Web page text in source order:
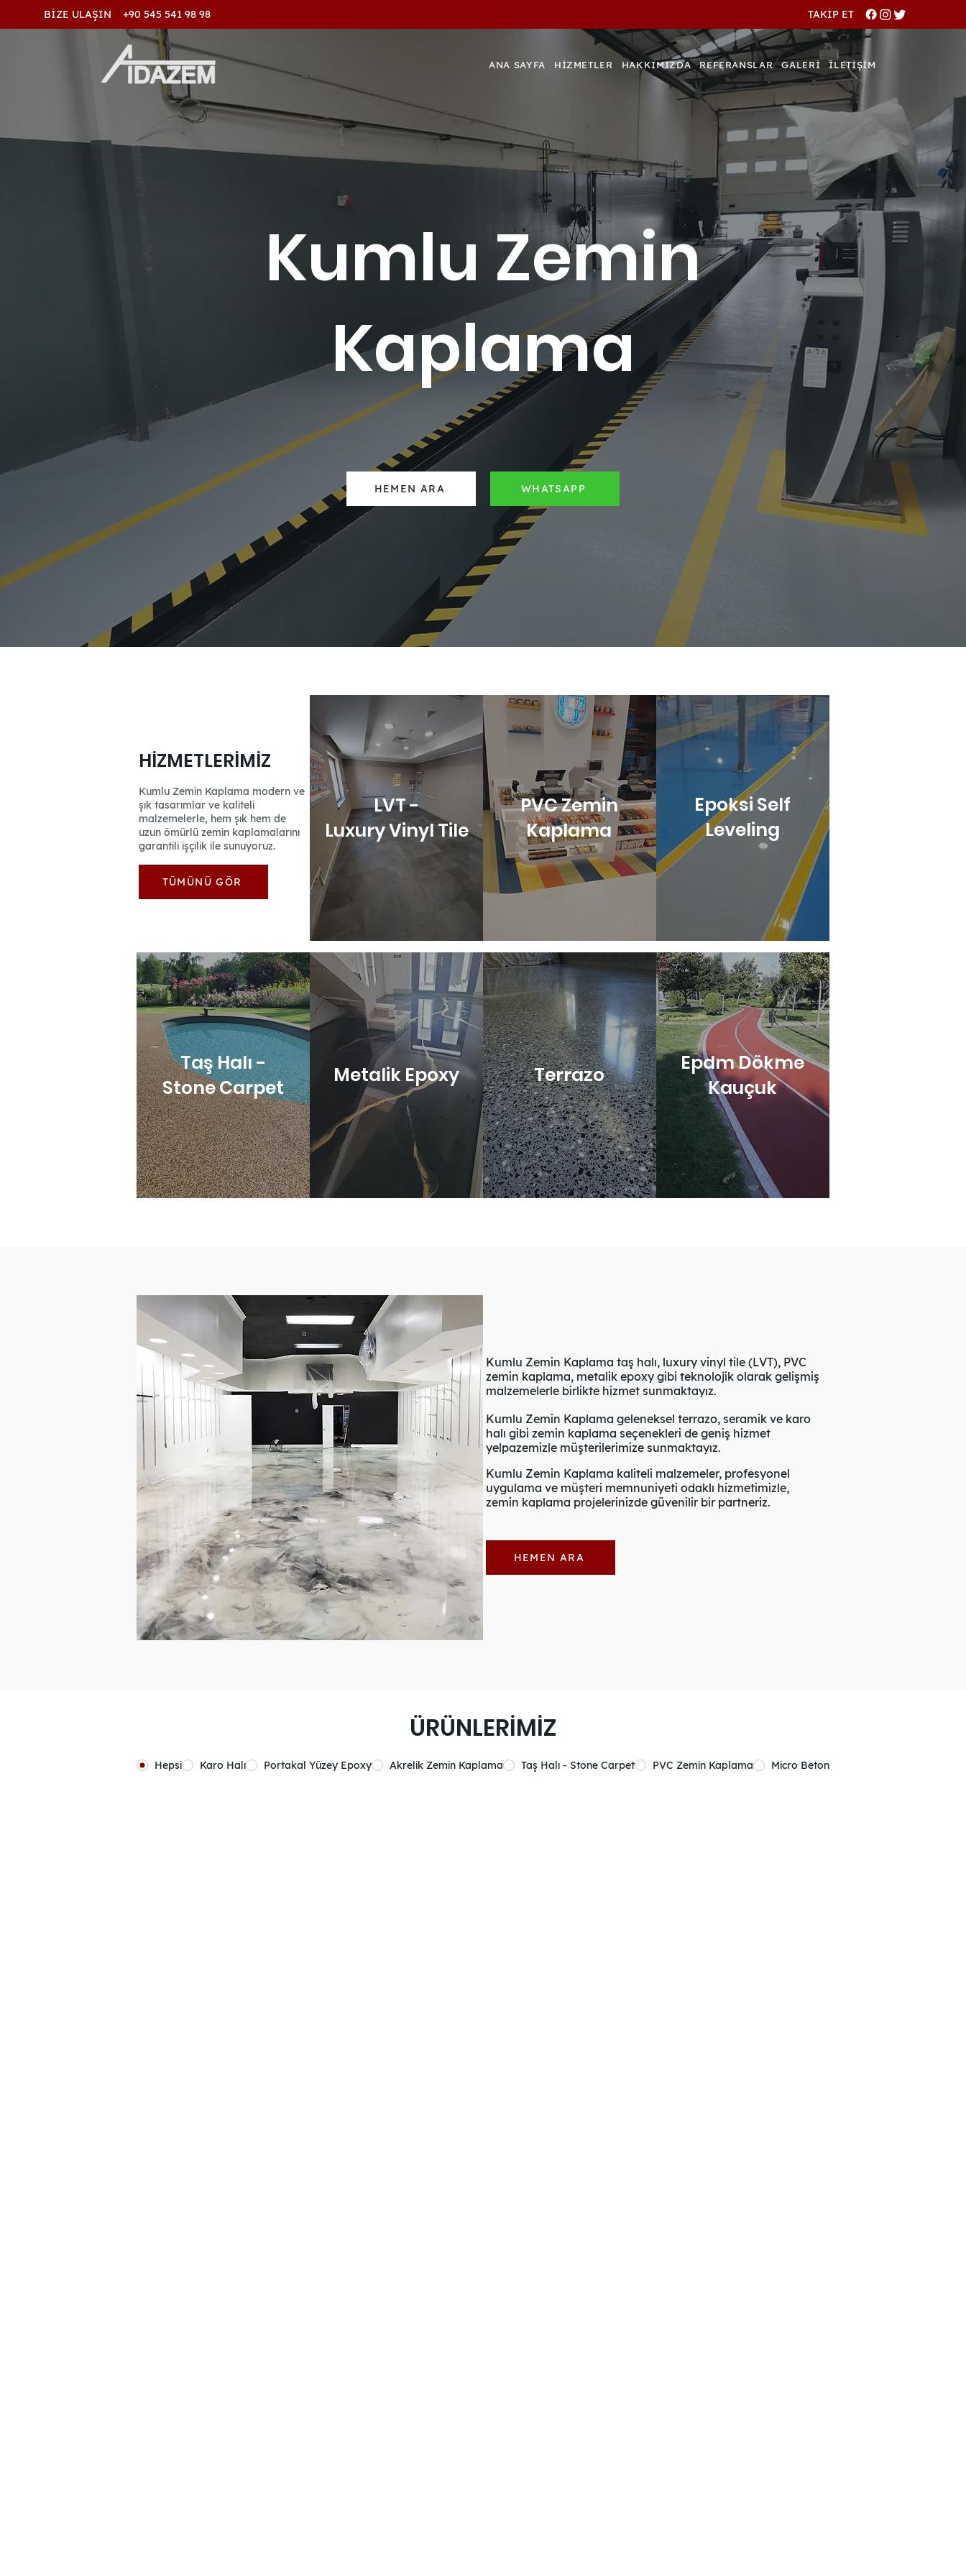
BİZE ULAŞIN +90 545 541 98 98 TAKİP ET
ANA SAYFA HİZMETLER HAKKIMIZDA REFERANSLAR GALERİ İLETİŞİM
Kumlu Zemin
Kaplama
HEMEN ARA WHATSAPP
HİZMETLERİMİZ
Kumlu Zemin Kaplama modern ve
şık tasarımlar ve kaliteli
malzemelerle, hem şık hem de
uzun ömürlü zemin kaplamalarını
garantili işçilik ile sunuyoruz.
TÜMÜNÜ GÖR
LVT -
Luxury Vinyl Tile
PVC Zemin
Kaplama
Epoksi Self
Leveling
Taş Halı -
Stone Carpet
Metalik Epoxy Terrazo
Epdm Dökme
Kauçuk
Kumlu Zemin Kaplama taş halı, luxury vinyl tile (LVT), PVC
zemin kaplama, metalik epoxy gibi teknolojik olarak gelişmiş
malzemelerle birlikte hizmet sunmaktayız.
Kumlu Zemin Kaplama geleneksel terrazo, seramik ve karo
halı gibi zemin kaplama seçenekleri de geniş hizmet
yelpazemizle müşterilerimize sunmaktayız.
Kumlu Zemin Kaplama kaliteli malzemeler, profesyonel
uygulama ve müşteri memnuniyeti odaklı hizmetimizle,
zemin kaplama projelerinizde güvenilir bir partneriz.
HEMEN ARA
ÜRÜNLERİMİZ
Hepsi Karo Halı Portakal Yüzey Epoxy Akrelik Zemin Kaplama Taş Halı - Stone Carpet PVC Zemin Kaplama Micro Beton